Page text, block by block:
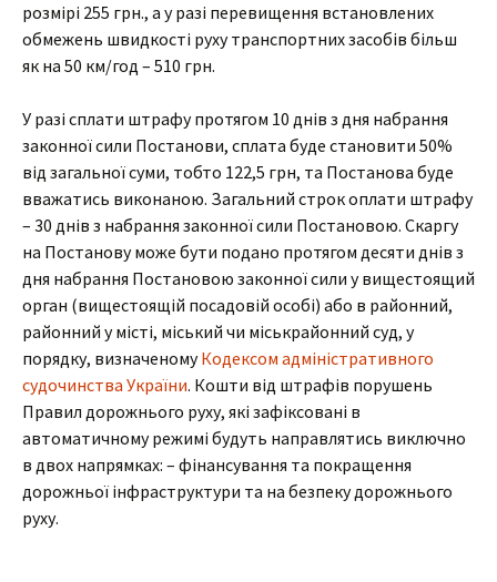
розмірі 255 грн., а у разі перевищення встановлених
обмежень швидкості руху транспортних засобів більш
як на 50 км/год – 510 грн.
У разі сплати штрафу протягом 10 днів з дня набрання
законної сили Постанови, сплата буде становити 50%
від загальної суми, тобто 122,5 грн, та Постанова буде
вважатись виконаною. Загальний строк оплати штрафу
– 30 днів з набрання законної сили Постановою. Скаргу
на Постанову може бути подано протягом десяти днів з
дня набрання Постановою законної сили у вищестоящий
орган (вищестоящій посадовій особі) або в районний,
районний у місті, міський чи міськрайонний суд, у
порядку, визначеномуКодексом адміністративного
судочинства України. Кошти від штрафів порушень
Правил дорожнього руху, які зафіксовані в
автоматичному режимі будуть направлятись виключно
в двох напрямках: – фінансування та покращення
дорожньої інфраструктури та на безпеку дорожнього
руху.